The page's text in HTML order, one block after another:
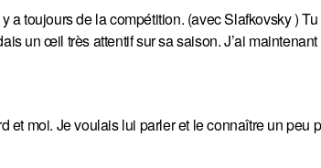
a toujours de la compétition. (avec Slafkovsky )
un œil très attentif sur sa saison. J’ai
et moi. Je voulais lui parler et le connaître un peu